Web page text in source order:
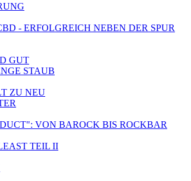
- ERFOLGREICH NEBEN DER SPUR
GUT
STAUB
ZU NEU
VON BAROCK BIS ROCKBAR
TEIL II